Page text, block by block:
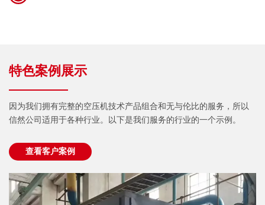
特色案例展示
因为我们拥有完整的空压机技术产品组合和无与伦比的服务，所以
信然公司适用于各种行业。以下是我们服务的行业的一个示例。
查看客户案例